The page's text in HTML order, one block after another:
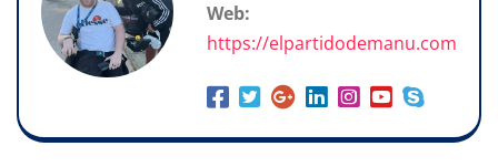
Web:
https://elpartidodemanu.com